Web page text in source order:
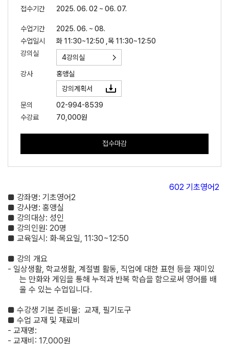
접수기간
2025. 06. 02 ~ 06. 07.
수업기간
2025. 06. ~ 08.
수업일시
화 11:30~12:50 ,목 11:30~12:50
강의실
4강의실
강사
홍앵실
강의계획서
문의
02-994-8539
수강료
70,000원
접수마감
602 기초영어2
■ 강좌명: 기초영어2
■ 강사명: 홍앵실
■ 강의대상: 성인
■ 강의인원: 20명
■ 교육일시 : 화·목요일, 11:30~12:50
■ 강의 개요
- 일상생활, 학교생활, 계절별 활동, 직업에 대한 표현 등을 재미있
는 만화와 게임을 통해 누적과 반복 학습을 함으로써 영어를 배
울 수 있는 수업입니다.
■ 수강생 기본 준비물: 교재, 필기도구
■ 수업 교재 및 재료비
- 교재명:
- 교재비 : 17,000원